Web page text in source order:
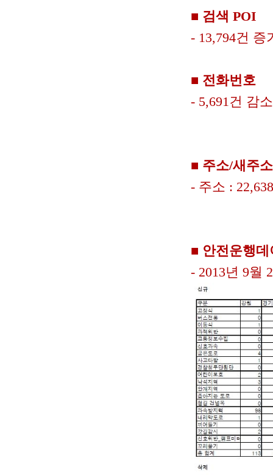
■ 검색 POI
- 13,794건 증
■ 전화번호
- 5,691건 감소
■ 주소/새주소
- 주소 :
■ 안전운행데
- 2013년 9월